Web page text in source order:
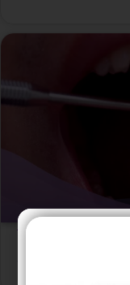
Kebiasaan yang
Sering Dilakukan